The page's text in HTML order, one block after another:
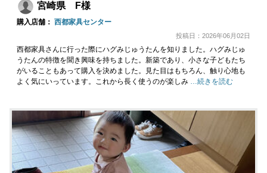
宮崎県 F様
購入店舗： 西都家具センター
投稿日：2026年06月02日
西都家具さんに行った際にハグみじゅうたんを知りました。ハグみじゅ
うたんの特徴を聞き興味を持ちました。新築であり、小さな子どもたち
がいることもあって購入を決めました。見た目はもちろん、触り心地も
よく気にいっています。これから長く使うのが楽しみ …続きを読む